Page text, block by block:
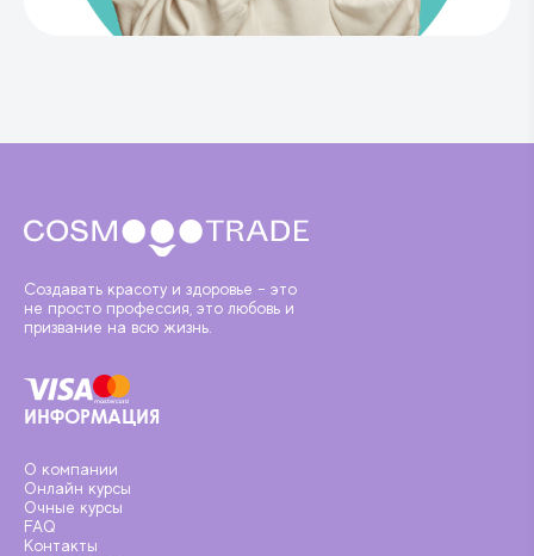
Создавать красоту и здоровье - это
не просто профессия, это любовь и
призвание на всю жизнь.
ИНФОРМАЦИЯ
О компании
Онлайн курсы
Очные курсы
FAQ
Контакты